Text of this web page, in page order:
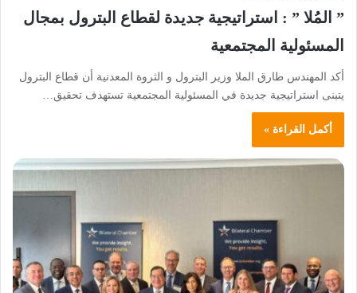
” المُلا ” : استراتيجية جديدة لقطاع البترول بمجال
المسئولية المجتمعية
أكد المهندس طارق الملا وزير البترول و الثروة المعدنية أن قطاع البترول
يتبنى استراتيجية جديدة في المسئولية المجتمعية تستهدف تحقيق…
أكمل القراءة »